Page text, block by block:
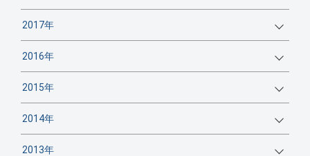
2017年
2016年
2015年
2014年
2013年